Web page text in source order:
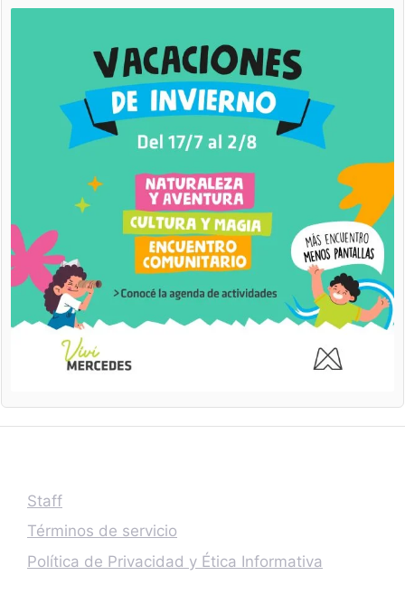
Staff
Términos de servicio
Política de Privacidad y Ética Informativa